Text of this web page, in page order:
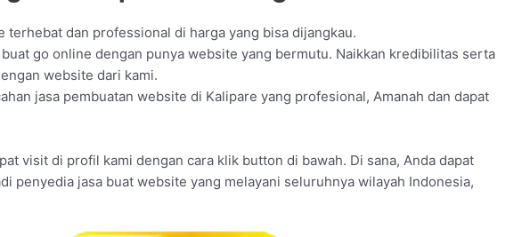
terhebat dan professional di harga yang bisa dijangkau.
go online dengan punya website yang bermutu. Naikkan kredibilitas serta
website dari kami.
jasa pembuatan website di Kalipare yang profesional, Amanah dan dapat
visit di profil kami dengan cara klik button di bawah. Di sana, Anda dapat
penyedia jasa buat website yang melayani seluruhnya wilayah Indonesia,